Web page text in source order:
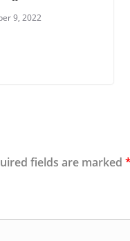
9, 2022
fields are marked *